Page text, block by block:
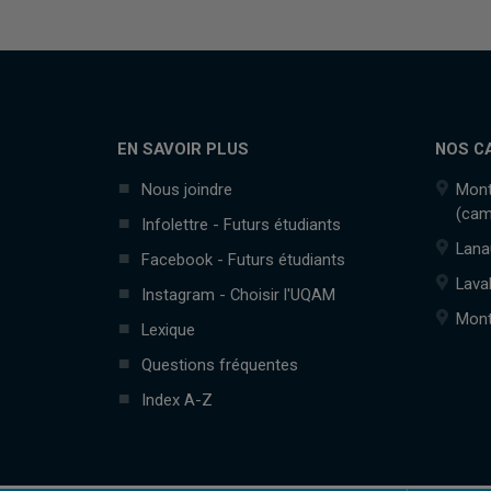
EN SAVOIR PLUS
Nous joindre
Infolettre - Futurs étudiants
Facebook - Futurs étudiants
Instagram - Choisir l'UQAM
Lexique
Questions fréquentes
Index A-Z
NOS
Laval